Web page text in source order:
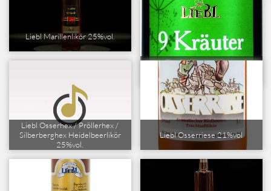
Liebl Marillenlikör 25%vol.
Liebl Neun-Kräuter-Geheimnisse
50%vol.
Liebl Osserhex / Pröllerhex /
Silberberghex Heidelbeerlikör
25%vol.
Liebl Osserriese 21%vol